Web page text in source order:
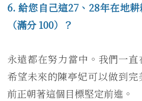
6. 給您自己這27、28年在地
（滿分 100）？
永遠都在努力當中。我們一直
希望未來的陳亭妃可以做到完
前正朝著這個目標堅定前進。